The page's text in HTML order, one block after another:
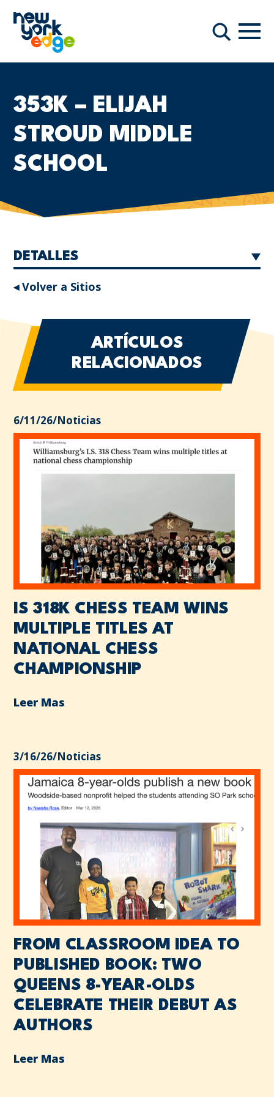
Buscar
353K – ELIJAH
STROUD MIDDLE
SCHOOL
DETALLES
◂ Volver a Sitios
ARTÍCULOS
RELACIONADOS
6/11/26/Noticias
IS 318K CHESS TEAM WINS
MULTIPLE TITLES AT
NATIONAL CHESS
CHAMPIONSHIP
Leer Mas
3/16/26/Noticias
FROM CLASSROOM IDEA TO
PUBLISHED BOOK: TWO
QUEENS 8-YEAR-OLDS
CELEBRATE THEIR DEBUT AS
AUTHORS
Leer Mas